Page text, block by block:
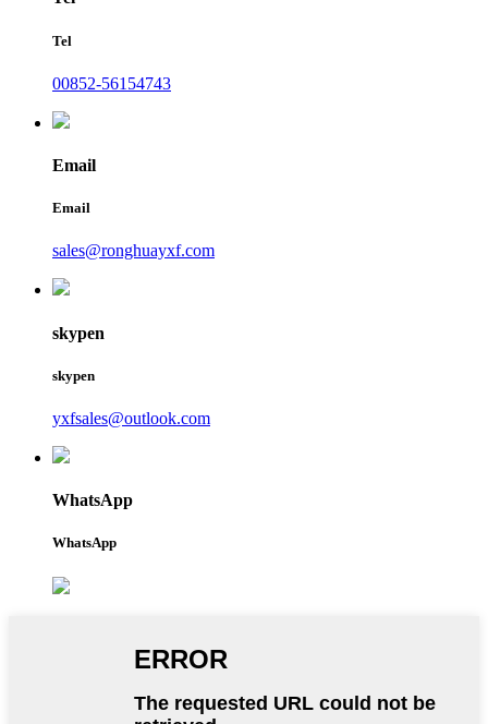
Tel
00852-56154743
Email
Email
sales@ronghuayxf.com
skypen
skypen
yxfsales@outlook.com
WhatsApp
WhatsApp